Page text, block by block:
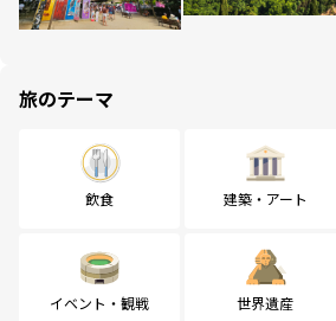
旅のテーマ
飲食 建築・アート
イベント・観戦 世界遺産